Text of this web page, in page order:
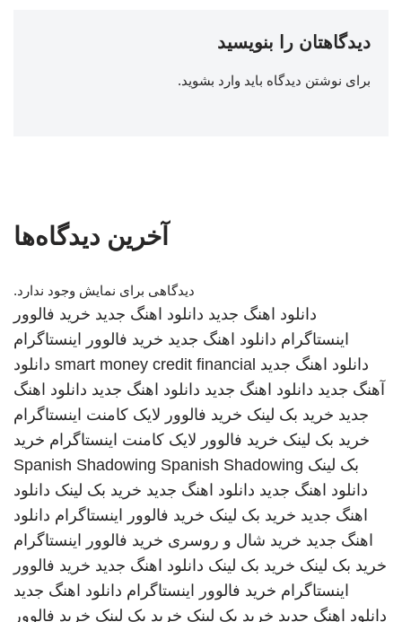
دیدگاهتان را بنویسید
برای نوشتن دیدگاه باید وارد بشوید.
آخرین دیدگاه‌ها
دیدگاهی برای نمایش وجود ندارد.
دانلود اهنگ جدید دانلود اهنگ جدید خرید فالوور
اینستاگرام دانلود اهنگ جدید خرید فالوور اینستاگرام
دانلود اهنگ جدید smart money credit financial دانلود
آهنگ جدید دانلود اهنگ جدید دانلود اهنگ جدید دانلود اهنگ
جدید خرید بک لینک خرید فالوور لایک کامنت اینستاگرام
خرید بک لینک خرید فالوور لایک کامنت اینستاگرام خرید
بک لینک
Spanish Shadowing Spanish Shadowing
دانلود اهنگ جدید دانلود اهنگ جدید خرید بک لینک دانلود
اهنگ جدید خرید بک لینک خرید فالوور اینستاگرام دانلود
اهنگ جدید خرید شال و روسری خرید فالوور اینستاگرام
خرید بک لینک خرید بک لینک دانلود اهنگ جدید خرید فالوور
اینستاگرام خرید فالوور اینستاگرام دانلود اهنگ جدید
دانلود اهنگ جدید خرید بک لینک خرید بک لینک خرید فالوور